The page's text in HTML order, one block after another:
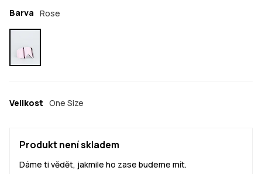
Barva Rose
Velikost One Size
Produkt není skladem
Dáme ti vědět, jakmile ho zase budeme mít.